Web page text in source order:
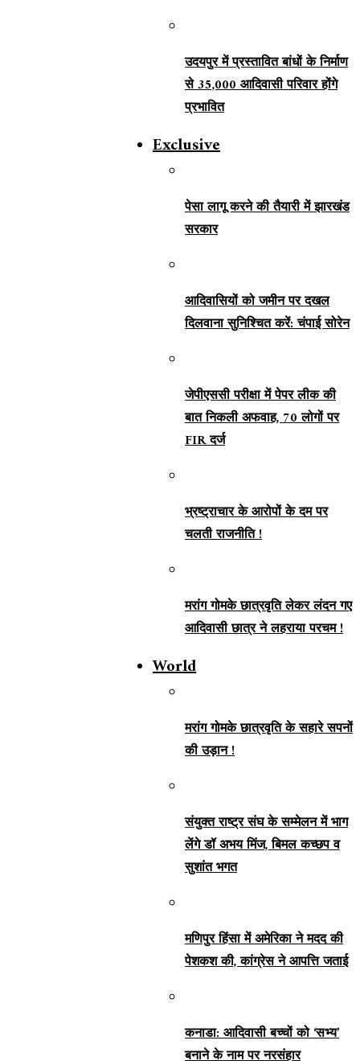
उदयपुर में प्रस्तावित बांधों के निर्माण
से 35,000 आदिवासी परिवार होंगे
प्रभावित
Exclusive
पेसा लागू करने की तैयारी में झारखंड
सरकार
आदिवासियों को जमीन पर दखल
दिलवाना सुनिश्चित करें: चंपाई सोरेन
जेपीएससी परीक्षा में पेपर लीक की
बात निकली अफवाह, 70 लोगों पर
FIR दर्ज
भ्रष्ट्राचार के आरोपों के दम पर
चलती राजनीति !
मरांग गोमके छात्रवृति लेकर लंदन गए
आदिवासी छात्र ने लहराया परचम !
World
मरांग गोमके छात्रवृति के सहारे सपनों
की उड़ान !
संयुक्त राष्ट्र संघ के सम्मेलन में भाग
लेंगे डॉ अभय मिंज, बिमल कच्छप व
सुशांत भगत
मणिपुर हिंसा में अमेरिका ने मदद की
पेशकश की, कांग्रेस ने आपत्ति जताई
कनाडा: आदिवासी बच्चों को ‘सभ्य’
बनाने के नाम पर नरसंहार